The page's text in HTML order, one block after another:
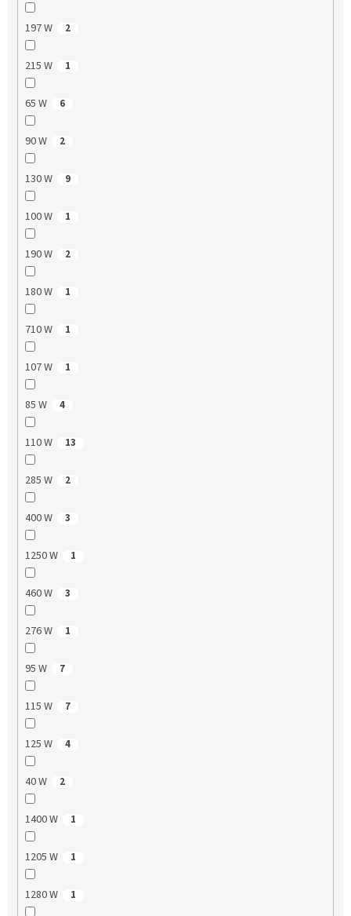
197 W 2
215 W 1
65 W 6
90 W 2
130 W 9
100 W 1
190 W 2
180 W 1
710 W 1
107 W 1
85 W 4
110 W 13
285 W 2
400 W 3
1250 W 1
460 W 3
276 W 1
95 W 7
115 W 7
125 W 4
40 W 2
1400 W 1
1205 W 1
1280 W 1